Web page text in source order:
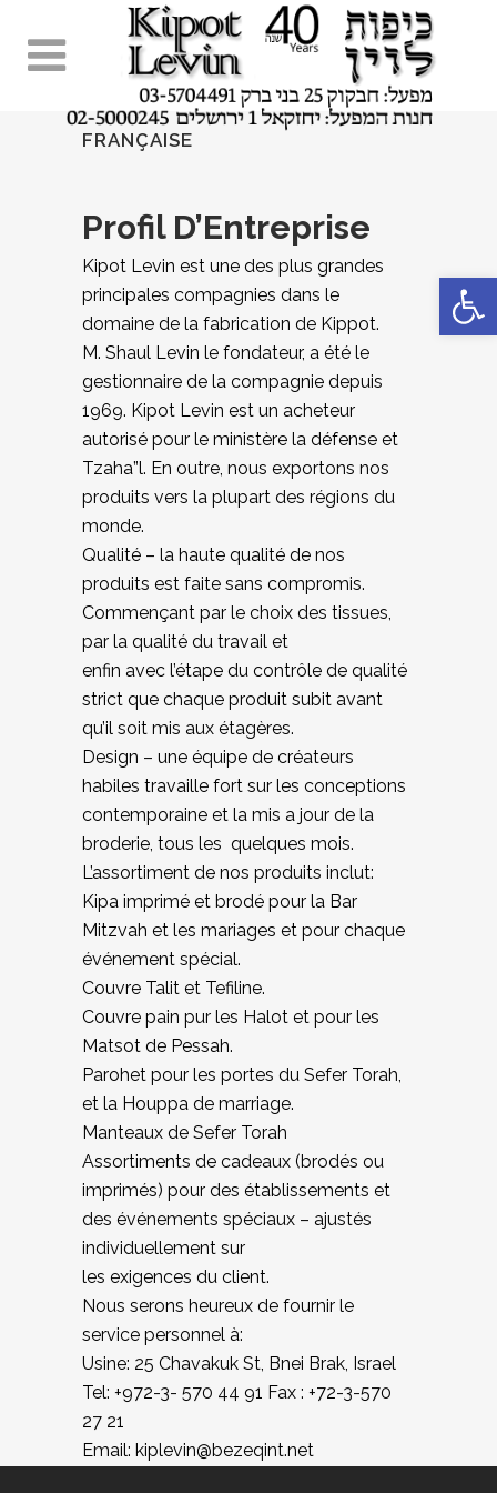
Ouvrir
FRANÇAISE
Profil D’Entreprise
Kipot Levin est une des plus grandes
principales compagnies dans le
domaine de la fabrication de Kippot.
M. Shaul Levin le fondateur, a été le
gestionnaire de la compagnie depuis
1969. Kipot Levin est un acheteur
autorisé pour le ministère la défense et
Tzaha”l. En outre, nous exportons nos
produits vers la plupart des régions du
monde.
Qualité – la haute qualité de nos
produits est faite sans compromis.
Commençant par le choix des tissues,
par la qualité du travail et
enfin avec l’étape du contrôle de qualité
strict que chaque produit subit avant
qu’il soit mis aux étagères.
Design – une équipe de créateurs
habiles travaille fort sur les conceptions
contemporaine et la mis a jour de la
broderie, tous les quelques mois.
L’assortiment de nos produits inclut:
Kipa imprimé et brodé pour la Bar
Mitzvah et les mariages et pour chaque
événement spécial.
Couvre Talit et Tefiline.
Couvre pain pur les Halot et pour les
Matsot de Pessah.
Parohet pour les portes du Sefer Torah,
et la Houppa de marriage.
Manteaux de Sefer Torah
Assortiments de cadeaux (brodés ou
imprimés) pour des établissements et
des événements spéciaux – ajustés
individuellement sur
les exigences du client.
Nous serons heureux de fournir le
service personnel à:
Usine: 25 Chavakuk St, Bnei Brak, Israel
Tel: +972-3- 570 44 91 Fax : +72-3-570
27 21
Email: kiplevin@bezeqint.net